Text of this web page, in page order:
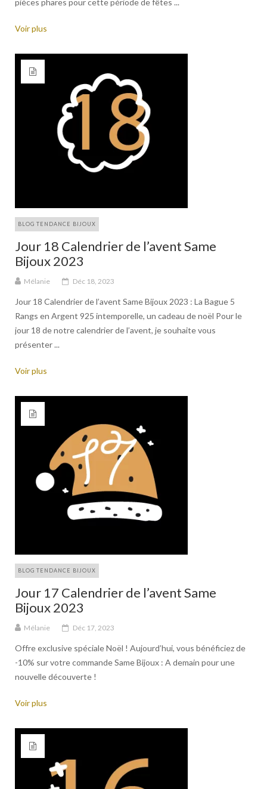
Voir plus
BLOG TENDANCE BIJOUX
Jour 18 Calendrier de l’avent Same
Bijoux 2023
Mélanie Déc 18, 2023
Jour 18 Calendrier de l’avent Same Bijoux 2023 : La Bague 5
Rangs en Argent 925 intemporelle, un cadeau de noël Pour le
jour 18 de notre calendrier de l’avent, je souhaite vous
présenter ...
Voir plus
BLOG TENDANCE BIJOUX
Jour 17 Calendrier de l’avent Same
Bijoux 2023
Mélanie Déc 17, 2023
Offre exclusive spéciale Noël ! Aujourd’hui, vous bénéficiez de
-10% sur votre commande Same Bijoux : A demain pour une
nouvelle découverte !
Voir plus